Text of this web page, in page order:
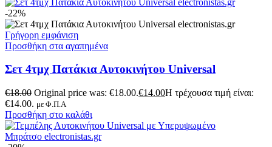
-22%
Γρήγορη εμφάνιση
Προσθήκη στα αγαπημένα
Σετ 4τμχ Πατάκια Αυτοκινήτου Universal
€18.00 Original price was: €18.00.€14.00Η τρέχουσα τιμή είναι:
€14.00. με Φ.Π.Α
Προσθήκη στο καλάθι